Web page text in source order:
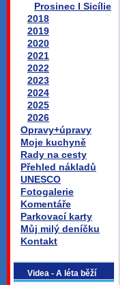
Prosinec I Sicílie
2018
2019
2020
2021
2022
2023
2024
2025
2026
Opravy+úpravy
Moje kuchyně
Rady na cesty
Přehled nákladů
UNESCO
Fotogalerie
Komentáře
Parkovací karty
Můj milý deníčku
Kontakt
Videa - A léta běží